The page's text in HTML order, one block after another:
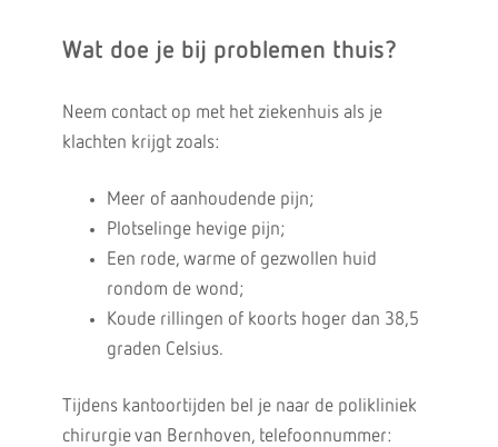
Wat doe je bij problemen thuis?
Neem contact op met het ziekenhuis als je
klachten krijgt zoals:
Meer of aanhoudende pijn;
Plotselinge hevige pijn;
Een rode, warme of gezwollen huid
rondom de wond;
Koude rillingen of koorts hoger dan 38,5
graden Celsius.
Tijdens kantoortijden bel je naar de polikliniek
chirurgie van Bernhoven, telefoonnummer: